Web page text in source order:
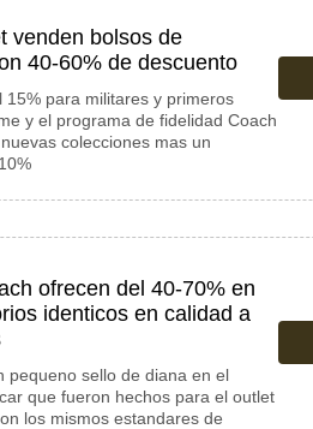
venden bolsos de
40-60% de descuento
para militares y primeros
y el programa de fidelidad Coach
colecciones mas un
ofrecen del 40-70% en
identicos en calidad a
pequeno sello de diana en el
que fueron hechos para el outlet
los mismos estandares de